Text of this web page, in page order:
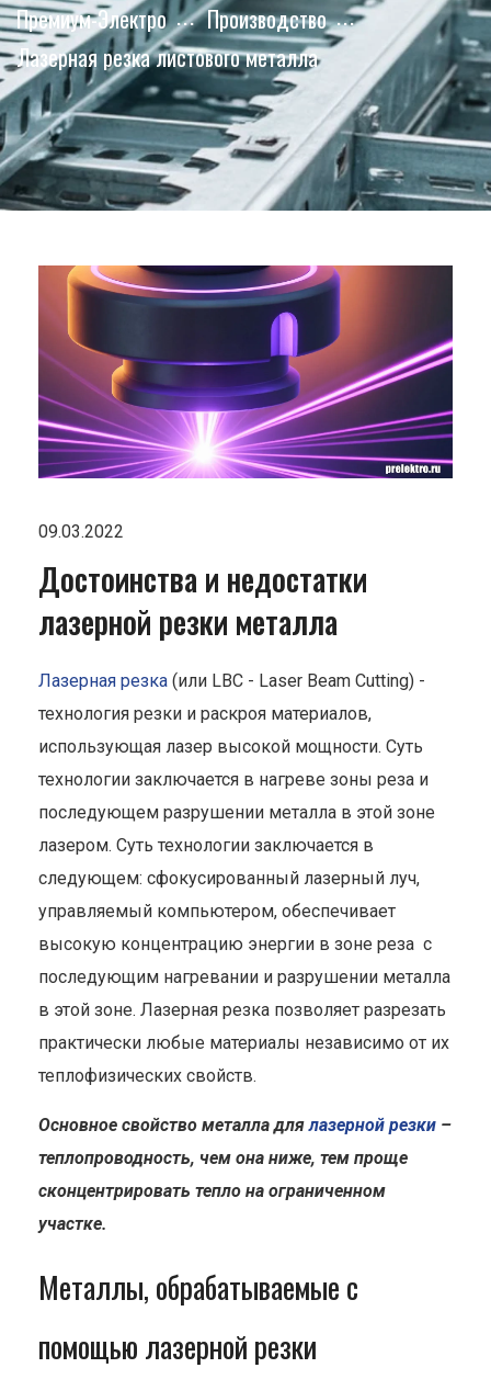
Премиум-Электро
Производство
Лазерная резка листового металла
09.03.2022
Достоинства и недостатки
лазерной резки металла
Лазерная резка (или LBC - Laser Beam Cutting) -
технология резки и раскроя материалов,
использующая лазер высокой мощности. Суть
технологии заключается в нагреве зоны реза и
последующем разрушении металла в этой зоне
лазером. Суть технологии заключается в
следующем: сфокусированный лазерный луч,
управляемый компьютером, обеспечивает
высокую концентрацию энергии в зоне реза с
последующим нагревании и разрушении металла
в этой зоне. Лазерная резка позволяет разрезать
практически любые материалы независимо от их
теплофизических свойств.
Основное свойство металла длялазерной резки –
теплопроводность, чем она ниже, тем проще
сконцентрировать тепло на ограниченном
участке.
Металлы, обрабатываемые с
помощью лазерной резки